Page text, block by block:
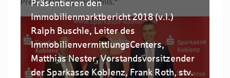
Preis-/ Leistungsverhältnis.“
Präsentieren den
Immobilienmarktbericht 2018 (v.l.)
Ralph Buschle, Leiter des
ImmobilienvermittlungsCenters,
Matthias Nester, Vorstandsvorsitzender
der Sparkasse Koblenz, Frank Roth, stv.